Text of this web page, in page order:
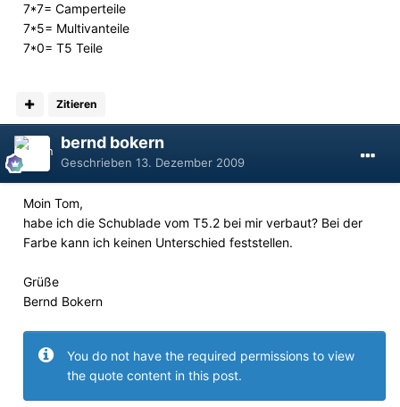
7*7= Camperteile
7*5= Multivanteile
7*0= T5 Teile
Zitieren
bernd bokern
Geschrieben 13. Dezember 2009
Moin Tom,
habe ich die Schublade vom T5.2 bei mir verbaut? Bei der
Farbe kann ich keinen Unterschied feststellen.
Grüße
Bernd Bokern
You do not have the required permissions to view
the quote content in this post.